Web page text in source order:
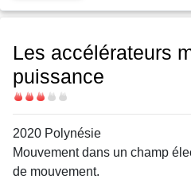
Les accélérateurs
puissance
Difficulté
2020 Polynésie
Mouvement dans un champ
de mouvement.